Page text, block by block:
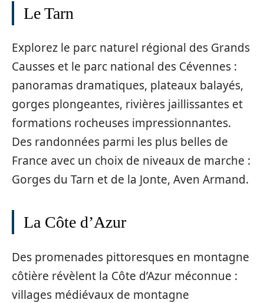
Le Tarn
Explorez le parc naturel régional des Grands
Causses et le parc national des Cévennes :
panoramas dramatiques, plateaux balayés,
gorges plongeantes, rivières jaillissantes et
formations rocheuses impressionnantes.
Des randonnées parmi les plus belles de
France avec un choix de niveaux de marche :
Gorges du Tarn et de la Jonte, Aven Armand.
La Côte d’Azur
Des promenades pittoresques en montagne
côtière révèlent la Côte d’Azur méconnue :
villages médiévaux de montagne